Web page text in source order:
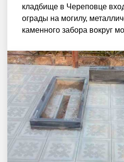
кладбище в Череповце
ограды на могилу,
каменного забора вокруг